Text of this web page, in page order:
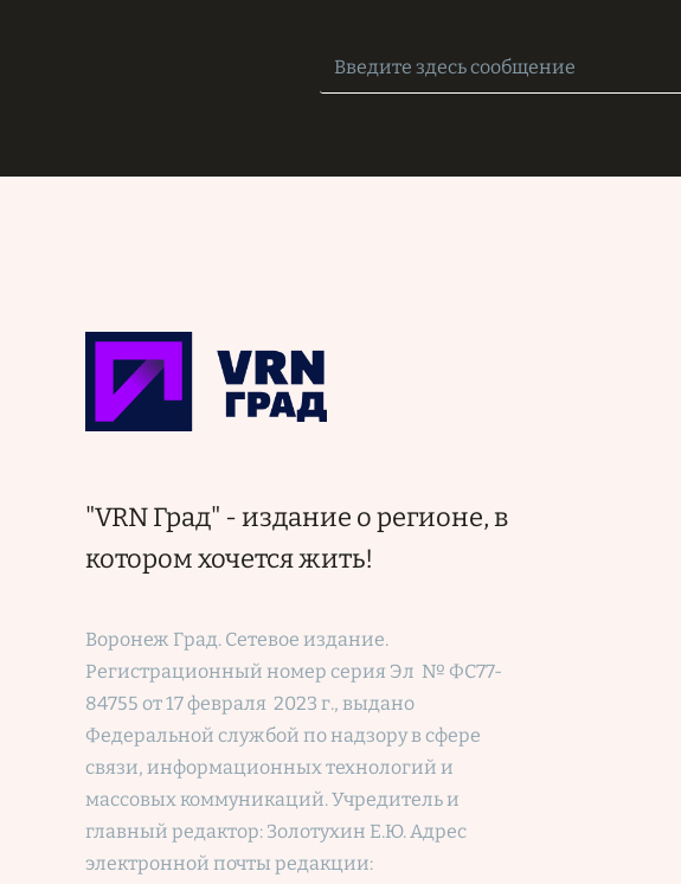
"VRN Град" - издание о регионе, в
котором хочется жить!
Воронеж Град. Сетевое издание.
Регистрационный номер серия Эл № ФС77-
84755 от 17 февраля 2023 г., выдано
Федеральной службой по надзору в сфере
связи, информационных технологий и
массовых коммуникаций. Учредитель и
главный редактор: Золотухин Е.Ю. Адрес
электронной почты редакции: